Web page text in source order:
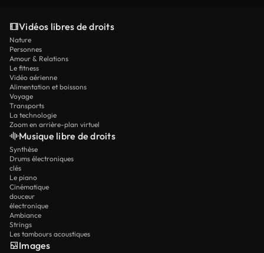
Vidéos libres de droits
Nature
Personnes
Amour & Relations
Le fitness
Vidéo aérienne
Alimentation et boissons
Voyage
Transports
La technologie
Zoom en arrière-plan virtuel
Musique libre de droits
Synthèse
Drums électroniques
clés
Le piano
Cinématique
douceur
électronique
Ambiance
Strings
Les tambours acoustiques
Images